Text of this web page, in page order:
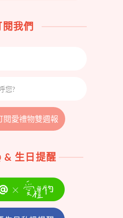
閱我們
閱愛禮物雙週報
& 生日提醒